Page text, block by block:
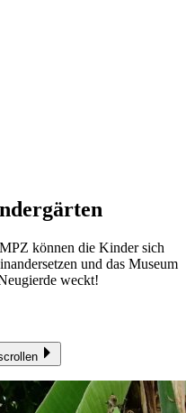
können die Kinder sich
und das Museum
weckt!